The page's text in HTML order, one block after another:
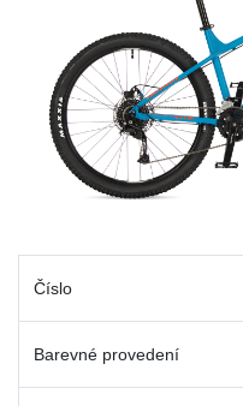
Číslo
Barevné provedení